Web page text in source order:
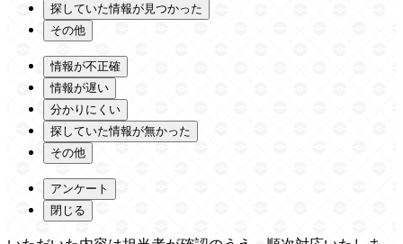
探していた情報が見つかった
その他
情報が不正確
情報が遅い
分かりにくい
探していた情報が無かった
その他
アンケート
閉じる